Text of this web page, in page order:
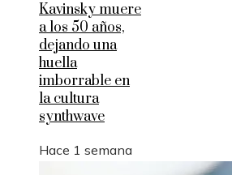
Kavinsky muere
a los 50 años,
dejando una
huella
imborrable en
la cultura
synthwave
Hace 1 semana